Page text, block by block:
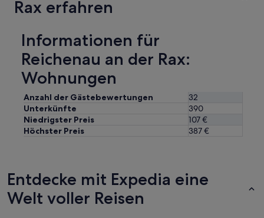
Rax erfahren
Informationen für
Reichenau an der Rax:
Wohnungen
Anzahl der Gästebewertungen
32
Unterkünfte
390
Niedrigster Preis
107 €
Höchster Preis
387 €
Entdecke mit Expedia eine
Welt voller Reisen